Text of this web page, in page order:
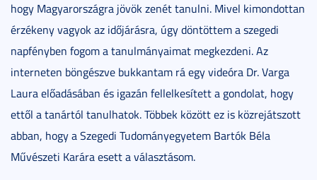
hogy Magyarországra jövök zenét tanulni. Mivel kimondottan
érzékeny vagyok az időjárásra, úgy döntöttem a szegedi
napfényben fogom a tanulmányaimat megkezdeni. Az
interneten böngészve bukkantam rá egy videóra Dr. Varga
Laura előadásában és igazán fellelkesített a gondolat, hogy
ettől a tanártól tanulhatok. Többek között ez is közrejátszott
abban, hogy a Szegedi Tudományegyetem Bartók Béla
Művészeti Karára esett a választásom.